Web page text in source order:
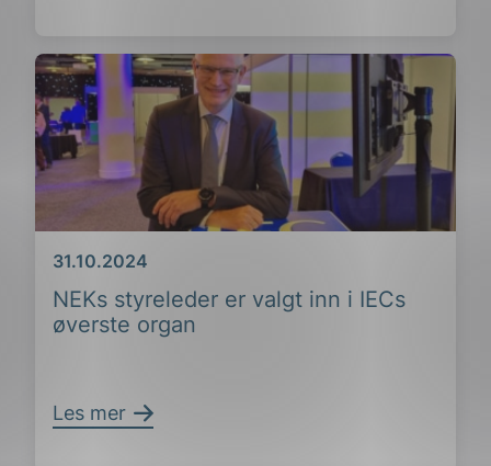
NEKs styreleder er valgt inn i IECs
øverste organ
Dato
31.10.2024
Les mer